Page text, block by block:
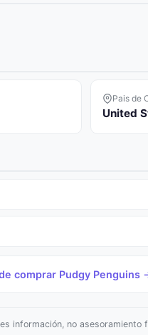
Pais de
United
comprar Pudgy Penguins
información, no asesoramiento